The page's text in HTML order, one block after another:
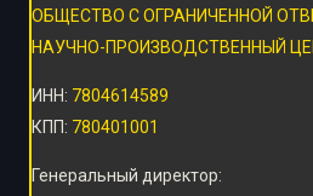
ОБЩЕСТВО С ОГРАНИЧЕННОЙ
НАУЧНО-ПРОИЗВОДСТВЕННЫЙ
ИНН: 7804614589
КПП: 780401001
Генеральный директор: